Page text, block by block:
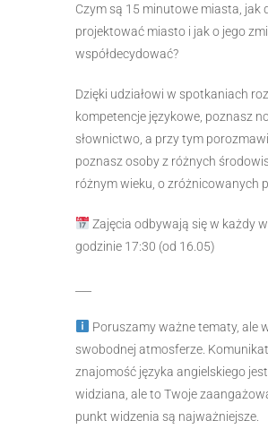
Czym są 15 minutowe miasta, jak
projektować miasto i jak o jego
współdecydować?
Dzięki udziałowi w spotkaniach
kompetencje językowe, poznasz
słownictwo, a przy tym
poznasz osoby z różnych
różnym wieku, o zróżnicowanych
Zajęcia odbywają się w każdy
godzinie 17:30 (od 16.05)
Poruszamy ważne tematy, ale
swobodnej atmosferze.
znajomość języka angielskiego
widziana, ale to Twoje
punkt widzenia są najważniejsze.